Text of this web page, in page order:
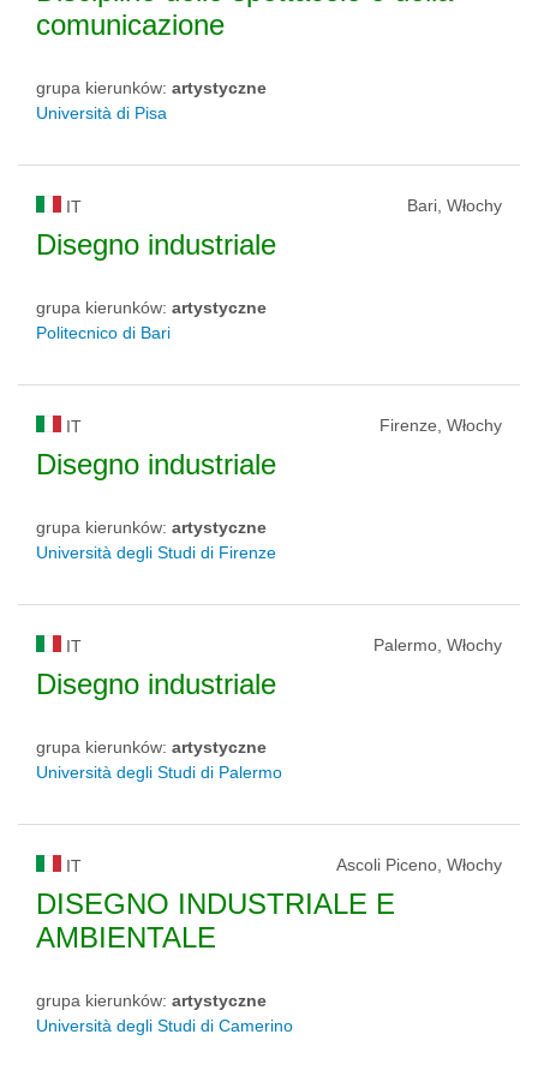
comunicazione
grupa kierunków: artystyczne
Università di Pisa
IT Bari, Włochy
Disegno industriale
grupa kierunków: artystyczne
Politecnico di Bari
IT Firenze, Włochy
Disegno industriale
grupa kierunków: artystyczne
Università degli Studi di Firenze
IT Palermo, Włochy
Disegno industriale
grupa kierunków: artystyczne
Università degli Studi di Palermo
IT Ascoli Piceno, Włochy
DISEGNO INDUSTRIALE E
AMBIENTALE
grupa kierunków: artystyczne
Università degli Studi di Camerino